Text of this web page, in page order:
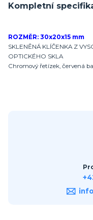
Kompletní
ROZMĚR: 30x20x15 mm
SKLENĚNÁ KLÍČENKA Z
OPTICKÉHO SKLA
Chromový řetízek, červená